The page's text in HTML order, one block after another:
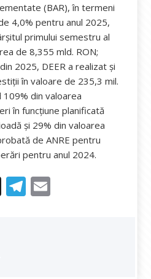
(BAR), în termeni
4,0% pentru anul 2025,
primului semestru al
de 8,355 mld. RON;
2025, DEER a realizat și
în valoare de 235,3 mil.
din valoarea
în funcțiune planificată
și 29% din valoarea
de ANRE pentru
pentru anul 2024.
X T